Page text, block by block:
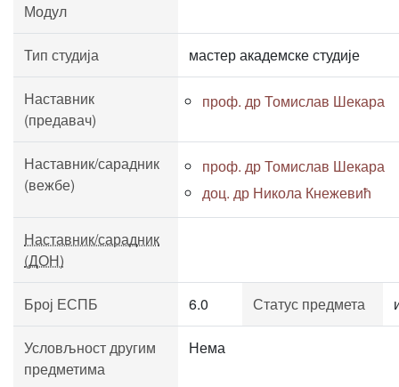
Модул
Тип студија мастер академске студије
Наставник
(предавач)
проф. др Томислав Шекара
Наставник/сарадник
(вежбе)
проф. др Томислав Шекара
доц. др Никола Кнежевић
Наставник/сарадник
(ДОН)
Број ЕСПБ 6.0 Статус предмета
Условљност другим
предметима
Нема